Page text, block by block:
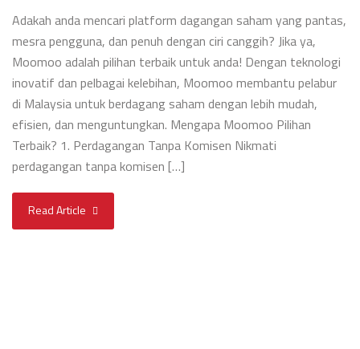
Adakah anda mencari platform dagangan saham yang pantas,
mesra pengguna, dan penuh dengan ciri canggih? Jika ya,
Moomoo adalah pilihan terbaik untuk anda! Dengan teknologi
inovatif dan pelbagai kelebihan, Moomoo membantu pelabur
di Malaysia untuk berdagang saham dengan lebih mudah,
efisien, dan menguntungkan. Mengapa Moomoo Pilihan
Terbaik? 1. Perdagangan Tanpa Komisen Nikmati
perdagangan tanpa komisen […]
Read Article